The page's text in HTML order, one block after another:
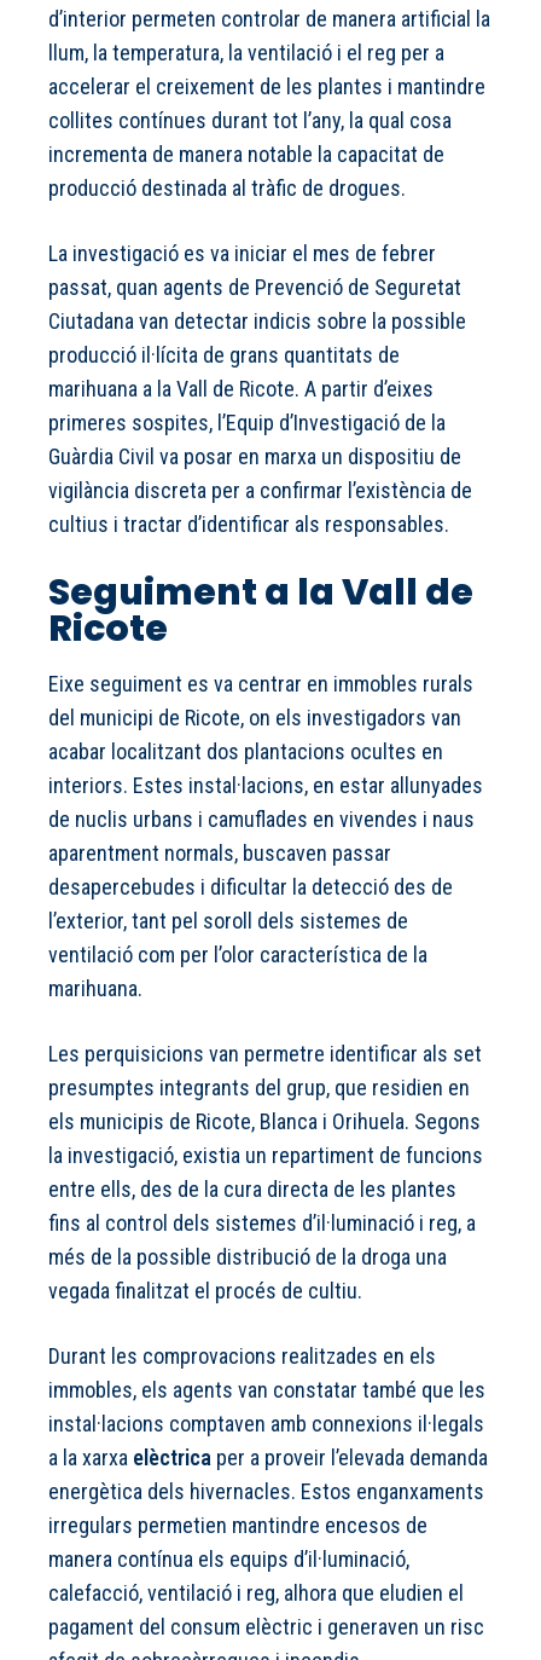
d’interior permeten controlar de manera artificial la
llum, la temperatura, la ventilació i el reg per a
accelerar el creixement de les plantes i mantindre
collites contínues durant tot l’any, la qual cosa
incrementa de manera notable la capacitat de
producció destinada al tràfic de drogues.
La investigació es va iniciar el mes de febrer
passat, quan agents de Prevenció de Seguretat
Ciutadana van detectar indicis sobre la possible
producció il·lícita de grans quantitats de
marihuana a la Vall de Ricote. A partir d’eixes
primeres sospites, l’Equip d’Investigació de la
Guàrdia Civil va posar en marxa un dispositiu de
vigilància discreta per a confirmar l’existència de
cultius i tractar d’identificar als responsables.
Seguiment a la Vall de
Ricote
Eixe seguiment es va centrar en immobles rurals
del municipi de Ricote, on els investigadors van
acabar localitzant dos plantacions ocultes en
interiors. Estes instal·lacions, en estar allunyades
de nuclis urbans i camuflades en vivendes i naus
aparentment normals, buscaven passar
desapercebudes i dificultar la detecció des de
l’exterior, tant pel soroll dels sistemes de
ventilació com per l’olor característica de la
marihuana.
Les perquisicions van permetre identificar als set
presumptes integrants del grup, que residien en
els municipis de Ricote, Blanca i Orihuela. Segons
la investigació, existia un repartiment de funcions
entre ells, des de la cura directa de les plantes
fins al control dels sistemes d’il·luminació i reg, a
més de la possible distribució de la droga una
vegada finalitzat el procés de cultiu.
Durant les comprovacions realitzades en els
immobles, els agents van constatar també que les
instal·lacions comptaven amb connexions il·legals
a la xarxa elèctrica per a proveir l’elevada demanda
energètica dels hivernacles. Estos enganxaments
irregulars permetien mantindre encesos de
manera contínua els equips d’il·luminació,
calefacció, ventilació i reg, alhora que eludien el
pagament del consum elèctric i generaven un risc